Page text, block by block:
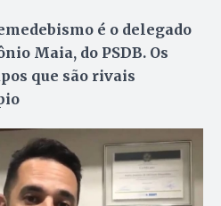
é o delegado
Maia, do PSDB. Os
que são rivais